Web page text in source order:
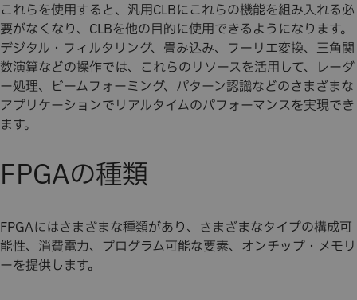
これらを使用すると、汎用CLBにこれらの機能を組み入れる必
要がなくなり、CLBを他の目的に使用できるようになります。
デジタル・フィルタリング、畳み込み、フーリエ変換、三角関
数演算などの操作では、これらのリソースを活用して、レーダ
ー処理、ビームフォーミング、パターン認識などのさまざまな
アプリケーションでリアルタイムのパフォーマンスを実現でき
ます。
FPGAの種類
FPGAにはさまざまな種類があり、さまざまなタイプの構成可
能性、消費電力、プログラム可能な要素、オンチップ・メモリ
ーを提供します。